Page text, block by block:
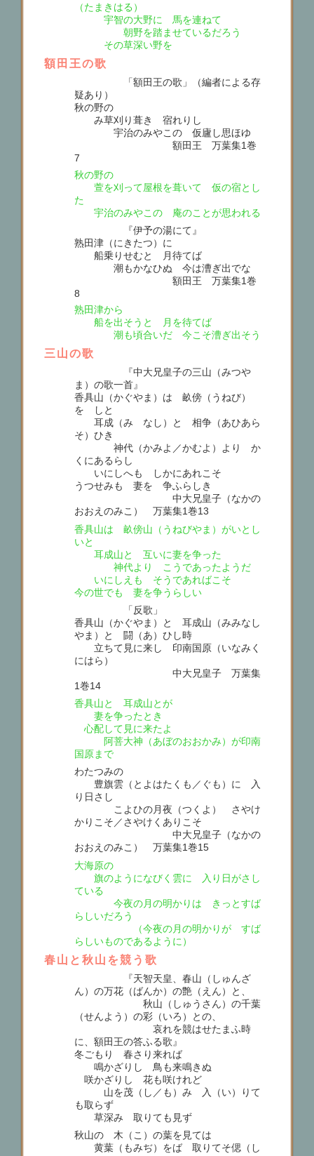
（たまきはる）
宇智の大野に 馬を連ねて
朝野を踏ませているだろう
その草深い野を
額田王の歌
「額田王の歌」（編者による存
疑あり）
秋の野の
み草刈り葺き 宿れりし
宇治のみやこの 仮廬し思ほゆ
額田王 万葉集1巻
7
秋の野の
萱を刈って屋根を葺いて 仮の宿とし
た
宇治のみやこの 庵のことが思われる
『伊予の湯にて』
熟田津（にきたつ）に
船乗りせむと 月待てば
潮もかなひぬ 今は漕ぎ出でな
額田王 万葉集1巻
8
熟田津から
船を出そうと 月を待てば
潮も頃合いだ 今こそ漕ぎ出そう
三山の歌
『中大兄皇子の三山（みつや
ま）の歌一首』
香具山（かぐやま）は 畝傍（うねび）
をゝしと
耳成（みゝなし）と 相争（あひあら
そ）ひき
神代（かみよ／かむよ）より か
くにあるらし
いにしへも しかにあれこそ
うつせみも 妻を 争ふらしき
中大兄皇子（なかの
おおえのみこ） 万葉集1巻13
香具山は 畝傍山（うねびやま）がいとし
いと
耳成山と 互いに妻を争った
神代より こうであったようだ
いにしえも そうであればこそ
今の世でも 妻を争うらしい
「反歌」
香具山（かぐやま）と 耳成山（みみなし
やま）と 闘（あ）ひし時
立ちて見に来し 印南国原（いなみく
にはら）
中大兄皇子 万葉集
1巻14
香具山と 耳成山とが
妻を争ったとき
心配して見に来たよ
阿菩大神（あぼのおおかみ）が印南
国原まで
わたつみの
豊旗雲（とよはたくも／ぐも）に 入
り日さし
こよひの月夜（つくよ） さやけ
かりこそ／さやけくありこそ
中大兄皇子（なかの
おおえのみこ） 万葉集1巻15
大海原の
旗のようになびく雲に 入り日がさし
ている
今夜の月の明かりは きっとすば
らしいだろう
（今夜の月の明かりが すば
らしいものであるように）
春山と秋山を競う歌
『天智天皇、春山（しゅんざ
ん）の万花（ばんか）の艶（えん）と、
秋山（しゅうさん）の千葉
（せんよう）の彩（いろ）との、
哀れを競はせたまふ時
に、額田王の答ふる歌』
冬ごもり 春さり来れば
鳴かざりし 鳥も来鳴きぬ
咲かざりし 花も咲けれど
山を茂（し／も）み 入（い）りて
も取らず
草深み 取りても見ず
秋山の 木（こ）の葉を見ては
黄葉（もみぢ）をば 取りてそ偲（し